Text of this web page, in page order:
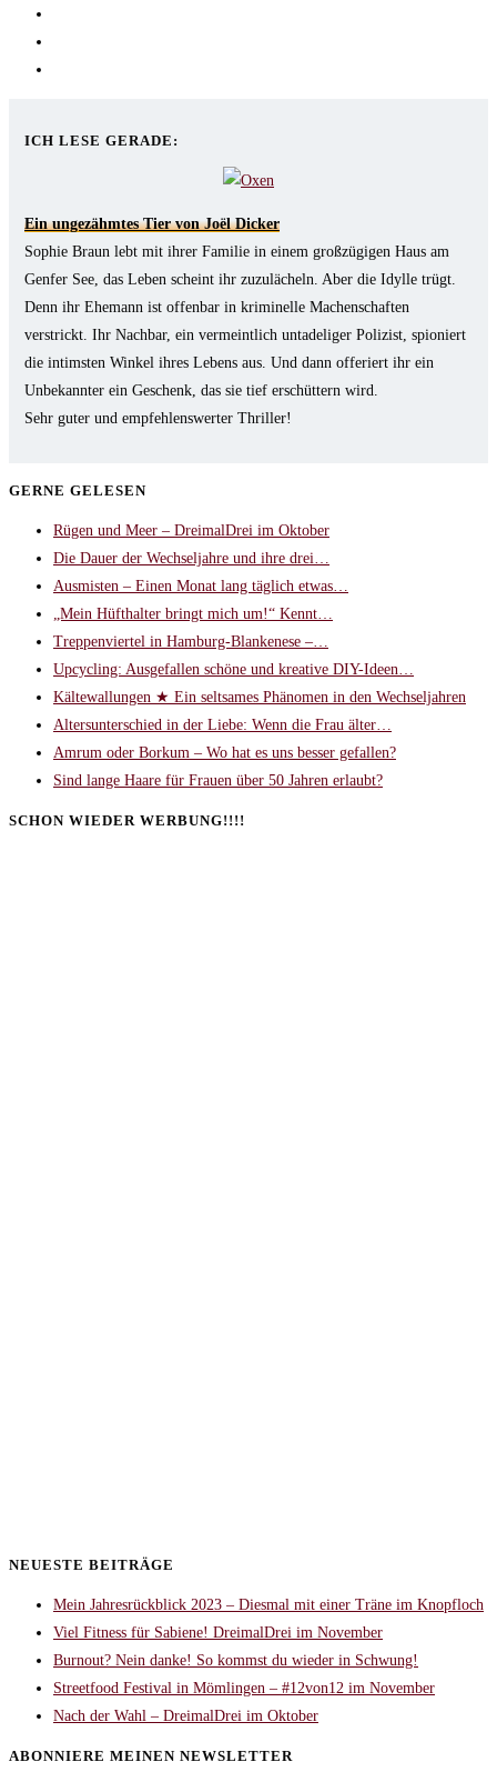
tab
new
ICH LESE GERADE:
Ein ungezähmtes Tier von Joël Dicker
Sophie Braun lebt mit ihrer Familie in einem großzügigen Haus am
Genfer See, das Leben scheint ihr zuzulächeln. Aber die Idylle trügt.
Denn ihr Ehemann ist offenbar in kriminelle Machenschaften
verstrickt. Ihr Nachbar, ein vermeintlich untadeliger Polizist, spioniert
die intimsten Winkel ihres Lebens aus. Und dann offeriert ihr ein
Unbekannter ein Geschenk, das sie tief erschüttern wird.
Sehr guter und empfehlenswerter Thriller!
GERNE GELESEN
Rügen und Meer – DreimalDrei im Oktober
Die Dauer der Wechseljahre und ihre drei…
Ausmisten – Einen Monat lang täglich etwas…
„Mein Hüfthalter bringt mich um!“ Kennt…
Treppenviertel in Hamburg-Blankenese –…
Upcycling: Ausgefallen schöne und kreative DIY-Ideen…
Kältewallungen ★ Ein seltsames Phänomen in den Wechseljahren
Altersunterschied in der Liebe: Wenn die Frau älter…
Amrum oder Borkum – Wo hat es uns besser gefallen?
Sind lange Haare für Frauen über 50 Jahren erlaubt?
SCHON WIEDER WERBUNG!!!!
NEUESTE BEITRÄGE
Mein Jahresrückblick 2023 – Diesmal mit einer Träne im Knopfloch
Viel Fitness für Sabiene! DreimalDrei im November
Burnout? Nein danke! So kommst du wieder in Schwung!
Streetfood Festival in Mömlingen – #12von12 im November
Nach der Wahl – DreimalDrei im Oktober
ABONNIERE MEINEN NEWSLETTER